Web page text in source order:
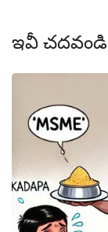
ఇవీ చదవండి